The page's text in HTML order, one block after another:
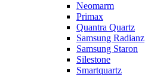
Neomarm
Primax
Quantra Quartz
Samsung Radianz
Samsung Staron
Silestone
Smartquartz